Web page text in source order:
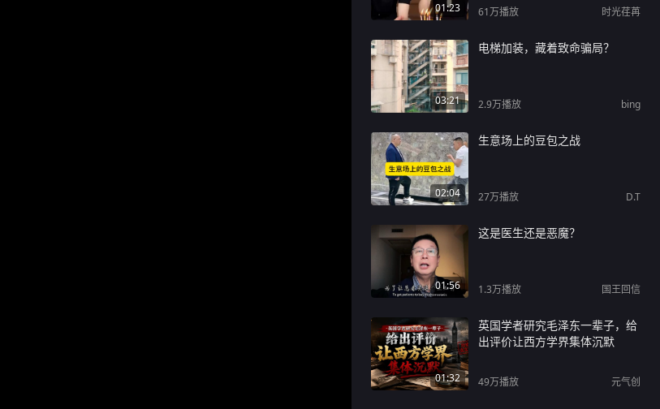
01:23 61万播放 时光荏苒
03:21
电梯加装，藏着致命骗局？
2.9万播放 bing
02:04
生意场上的豆包之战
27万播放 D.T
01:56
这是医生还是恶魔？
1.3万播放 国王回信
01:32
英国学者研究毛泽东一辈子，给
出评价让西方学界集体沉默
49万播放 元气创